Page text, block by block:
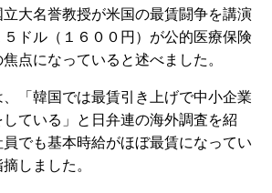
大名誉教授が米国の最賃闘争を講演
ドル（１６００円）が公的医療保険
点になっていると述べました。
「韓国では最賃引き上げで中小企業
ている」と日弁連の海外調査を紹
でも基本時給がほぼ最賃になってい
しました。